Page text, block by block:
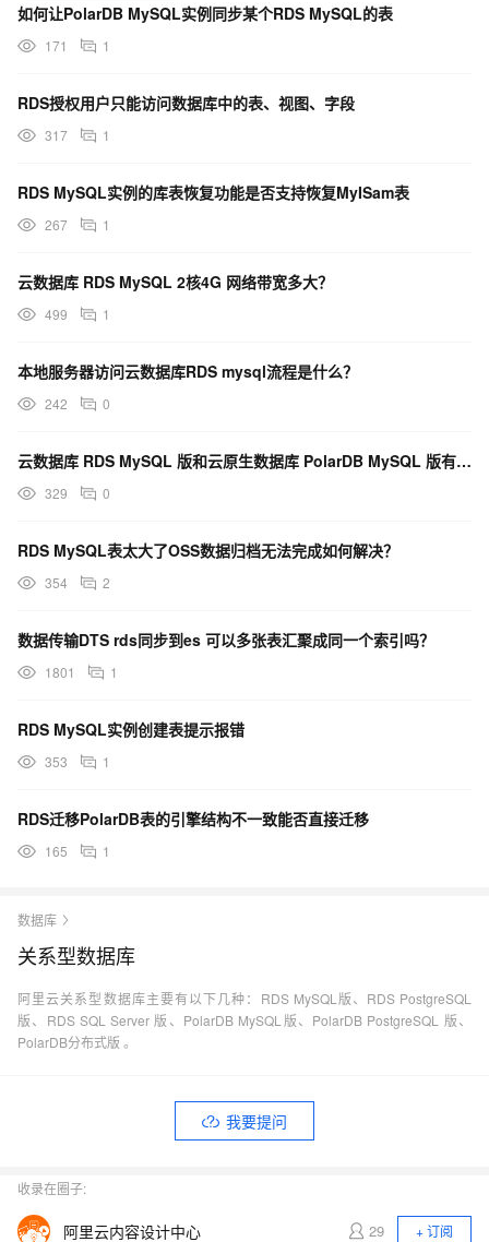
如何让PolarDB MySQL实例同步某个RDS MySQL的表
171 1
RDS授权用户只能访问数据库中的表、视图、字段
317 1
RDS MySQL实例的库表恢复功能是否支持恢复MyISam表
267 1
云数据库 RDS MySQL 2核4G 网络带宽多大？
499 1
本地服务器访问云数据库RDS mysql流程是什么？
242 0
云数据库 RDS MySQL 版和云原生数据库 PolarDB MySQL 版有什么区别？
329 0
RDS MySQL表太大了OSS数据归档无法完成如何解决？
354 2
数据传输DTS rds同步到es 可以多张表汇聚成同一个索引吗？
1801 1
RDS MySQL实例创建表提示报错
353 1
RDS迁移PolarDB表的引擎结构不一致能否直接迁移
165 1
数据库
关系型数据库
阿里云关系型数据库主要有以下几种：RDS MySQL版、RDS PostgreSQL
版、RDS SQL Server 版、PolarDB MySQL版、PolarDB PostgreSQL 版、
PolarDB分布式版 。
我要提问
收录在圈子:
阿里云内容设计中心 29 + 订阅